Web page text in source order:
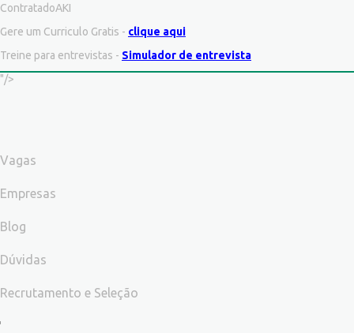
ContratadoAKI
Gere um Curriculo Gratis - clique aqui
Treine para entrevistas - Simulador de entrevista
"/>
Vagas
Empresas
Blog
Dúvidas
Recrutamento e Seleção